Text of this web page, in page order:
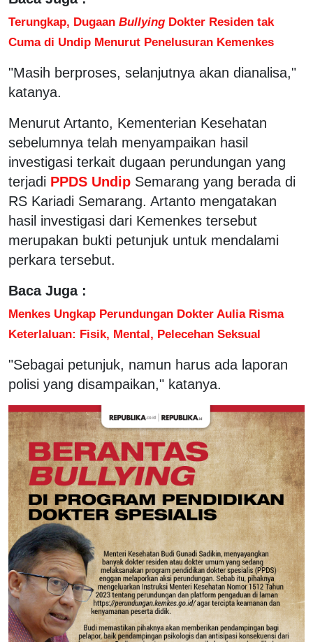
Terungkap, Dugaan Bullying Dokter Residen tak
Cuma di Undip Menurut Penelusuran Kemenkes
"Masih berproses, selanjutnya akan dianalisa,"
katanya.
Menurut Artanto, Kementerian Kesehatan
sebelumnya telah menyampaikan hasil
investigasi terkait dugaan perundungan yang
terjadi PPDS Undip Semarang yang berada di
RS Kariadi Semarang. Artanto mengatakan
hasil investigasi dari Kemenkes tersebut
merupakan bukti petunjuk untuk mendalami
perkara tersebut.
Baca Juga :
Menkes Ungkap Perundungan Dokter Aulia Risma
Keterlaluan: Fisik, Mental, Pelecehan Seksual
"Sebagai petunjuk, namun harus ada laporan
polisi yang disampaikan," katanya.